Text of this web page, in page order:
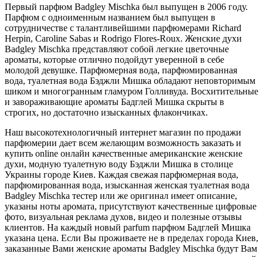
Первый парфюм Badgley Mischka был выпущен в 2006 году.
Парфюм с одноименным названием был выпущен в
сотрудничестве с талантливейшими парфюмерами Richard
Herpin, Caroline Sabas и Rodrigo Flores-Roux. Женские духи
Badgley Mischka представляют собой легкие цветочные
ароматы, которые отлично подойдут уверенной в себе
молодой девушке. Парфюмерная вода, парфюмированная
вода, туалетная вода Бэджли Мишка обладают неповторимым
шиком и многогранным гламуром Голливуда. Восхитительные
и завораживающие ароматы Бадглей Мишка скрыты в
строгих, но достаточно изысканных флакончиках.
Наш высокотехнологичный интернет магазин по продажи
парфюмерии дает всем желающим возможность заказать и
купить online онлайн качественные американские женские
духи, модную туалетную воду Бэджли Мишка в столице
Украины городе Киев. Каждая свежая парфюмерная вода,
парфюмированная вода, изысканная женская туалетная вода
Badgley Mischka тестер или же оригинал имеет описание,
указаны ноты аромата, присутствуют качественные цифровые
фото, визуальная реклама духов, видео и полезные отзывы
клиентов. На каждый новый parfum парфюм Бадглей Мишка
указана цена. Если Вы проживаете не в пределах города Киев,
заказанные Вами женские ароматы Badgley Mischka будут Вам